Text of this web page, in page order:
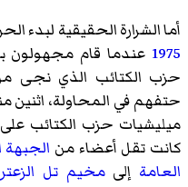
أما الشرارة الحقيقية لبدء
1975 عندما قام مجهولون
حزب الكتائب الذي نجى
حتفهم في المحاولة،
ميليشيات حزب الكتائب على
كانت تقل أعضاء من
العامة إلىمخيم تل الزعتر